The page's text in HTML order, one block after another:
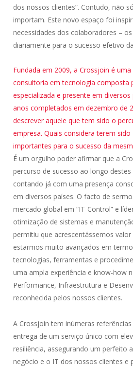
dos nossos clientes”. Contudo, não
importam. Este novo espaço foi
necessidades dos colaboradores –
diariamente para o sucesso efetivo
Fundada em 2009, a Crossjoin é
consultoria em tecnologia composta
especializada e presente em diversos
anos completados em dezembro de
descrever aquele que tem sido o
empresa. Quais considera terem
importantes para o sucesso da
É um orgulho poder afirmar que a
percurso de sucesso ao longo
contando já com uma presença
em diversos países. O facto de
mercado global em “IT-Control” e
otimização de sistemas e
permitiu que acrescentássemos
estarmos muito avançados em
tecnologias, ferramentas e
uma ampla experiência e know-how
Performance, Infraestrutura e
reconhecida pelos nossos clientes.
A Crossjoin tem inúmeras
entrega de um serviço único com
resiliência, assegurando um perfeito
negócio e o IT dos nossos clientes e